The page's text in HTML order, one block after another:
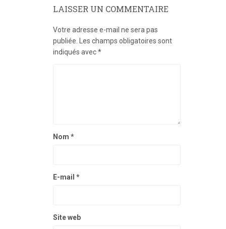
LAISSER UN COMMENTAIRE
Votre adresse e-mail ne sera pas
publiée.
Les champs obligatoires sont
indiqués avec*
Nom *
E-mail *
Site web